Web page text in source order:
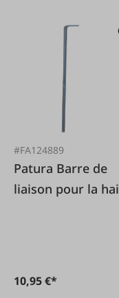
#FA124889
Patura Barre de
liaison pour la
10,95 €*